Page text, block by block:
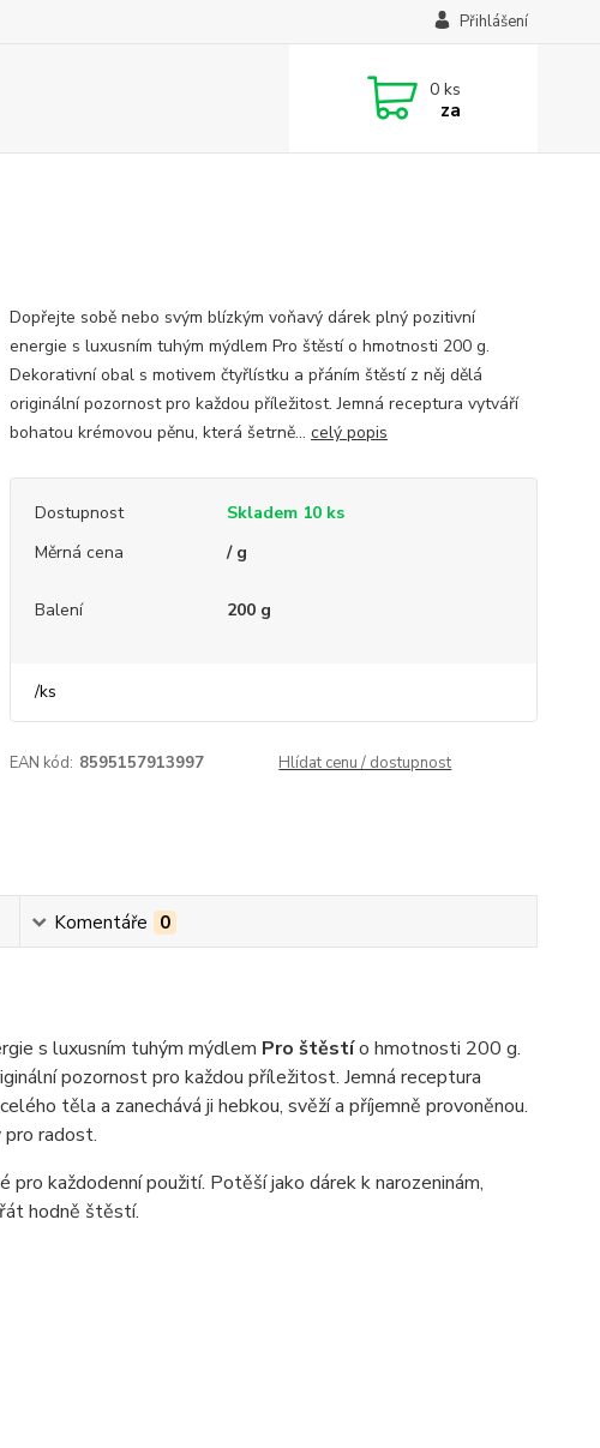
Přihlášení
0 ks
za
Dopřejte sobě nebo svým blízkým voňavý dárek plný pozitivní
energie s luxusním tuhým mýdlem Pro štěstí o hmotnosti 200 g.
Dekorativní obal s motivem čtyřlístku a přáním štěstí z něj dělá
originální pozornost pro každou příležitost. Jemná receptura vytváří
bohatou krémovou pěnu, která šetrně... celý popis
Dostupnost
Skladem 10 ks
Měrná cena
/ g
Balení 200 g
/ks
EAN kód: 8595157913997 Hlídat cenu / dostupnost
Komentáře 0
s luxusním tuhým mýdlem Pro štěstío hmotnosti 200 g.
pozornost pro každou příležitost. Jemná receptura
těla a zanechává ji hebkou, svěží a příjemně provoněnou.
radost.
každodenní použití. Potěší jako dárek k narozeninám,
hodně štěstí.